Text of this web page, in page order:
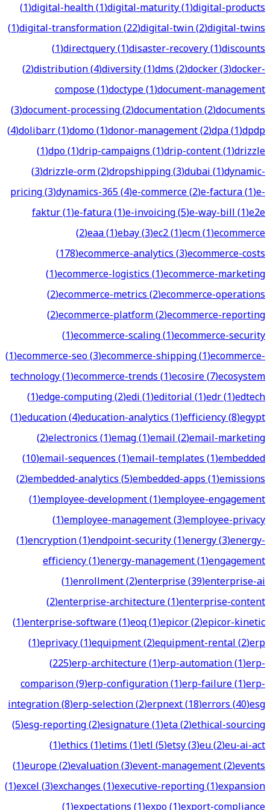
(1)digital-health(1)digital-maturity(1)digital-products
(1)digital-transformation(22)digital-twin(2)digital-twins
(1)directquery(1)disaster-recovery(1)discounts
(2)distribution(4)diversity(1)dms(2)docker(3)docker-
compose(1)doctype(1)document-management
(3)document-processing(2)documentation(2)documents
(4)dolibarr(1)domo(1)donor-management(2)dpa(1)dpdp
(1)dpo(1)drip-campaigns(1)drip-content(1)drizzle
(3)drizzle-orm(2)dropshipping(3)dubai(1)dynamic-
pricing(3)dynamics-365(4)e-commerce(2)e-factura(1)e-
faktur(1)e-fatura(1)e-invoicing(5)e-way-bill(1)e2e
(2)eaa(1)ebay(3)ec2(1)ecm(1)ecommerce
(178)ecommerce-analytics(3)ecommerce-costs
(1)ecommerce-logistics(1)ecommerce-marketing
(2)ecommerce-metrics(2)ecommerce-operations
(2)ecommerce-platform(2)ecommerce-reporting
(1)ecommerce-scaling(1)ecommerce-security
(1)ecommerce-seo(3)ecommerce-shipping(1)ecommerce-
technology(1)ecommerce-trends(1)ecosire(7)ecosystem
(1)edge-computing(2)edi(1)editorial(1)edr(1)edtech
(1)education(4)education-analytics(1)efficiency(8)egypt
(2)electronics(1)emag(1)email(2)email-marketing
(10)email-sequences(1)email-templates(1)embedded
(2)embedded-analytics(5)embedded-apps(1)emissions
(1)employee-development(1)employee-engagement
(1)employee-management(3)employee-privacy
(1)encryption(1)endpoint-security(1)energy(3)energy-
efficiency(1)energy-management(1)engagement
(1)enrollment(2)enterprise(39)enterprise-ai
(2)enterprise-architecture(1)enterprise-content
(1)enterprise-software(1)eoq(1)epicor(2)epicor-kinetic
(1)eprivacy(1)equipment(2)equipment-rental(2)erp
(225)erp-architecture(1)erp-automation(1)erp-
comparison(9)erp-configuration(1)erp-failure(1)erp-
integration(8)erp-selection(2)erpnext(18)errors(40)esg
(5)esg-reporting(2)esignature(1)eta(2)ethical-sourcing
(1)ethics(1)etims(1)etl(5)etsy(3)eu(2)eu-ai-act
(1)europe(2)evaluation(3)event-management(2)events
(1)excel(3)exchanges(1)executive-reporting(1)expansion